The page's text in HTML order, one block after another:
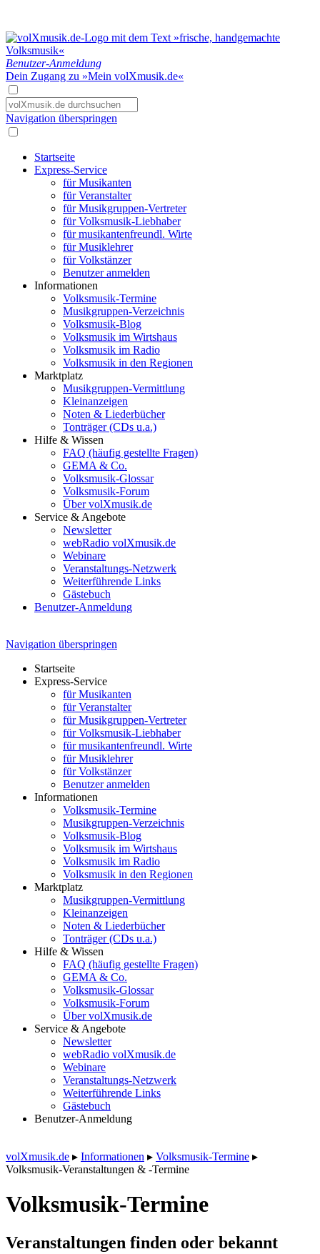
Benutzer-Anmeldung
Dein Zugang zu »Mein volXmusik.de«
Navigation überspringen
Startseite
Express-Service
für Musikanten
für Veranstalter
für Musikgruppen-Vertreter
für Volksmusik-Liebhaber
für musikantenfreundl. Wirte
für Musiklehrer
für Volkstänzer
Benutzer anmelden
Informationen
Volksmusik-Termine
Musikgruppen-Verzeichnis
Volksmusik-Blog
Volksmusik im Wirtshaus
Volksmusik im Radio
Volksmusik in den Regionen
Marktplatz
Musikgruppen-Vermittlung
Kleinanzeigen
Noten & Liederbücher
Tonträger (CDs u.a.)
Hilfe & Wissen
FAQ (häufig gestellte Fragen)
GEMA & Co.
Volksmusik-Glossar
Volksmusik-Forum
Über volXmusik.de
Service & Angebote
Newsletter
webRadio volXmusik.de
Webinare
Veranstaltungs-Netzwerk
Weiterführende Links
Gästebuch
Benutzer-Anmeldung
Navigation überspringen
Startseite
Express-Service
für Musikanten
für Veranstalter
für Musikgruppen-Vertreter
für Volksmusik-Liebhaber
für musikantenfreundl. Wirte
für Musiklehrer
für Volkstänzer
Benutzer anmelden
Informationen
Volksmusik-Termine
Musikgruppen-Verzeichnis
Volksmusik-Blog
Volksmusik im Wirtshaus
Volksmusik im Radio
Volksmusik in den Regionen
Marktplatz
Musikgruppen-Vermittlung
Kleinanzeigen
Noten & Liederbücher
Tonträger (CDs u.a.)
Hilfe & Wissen
FAQ (häufig gestellte Fragen)
GEMA & Co.
Volksmusik-Glossar
Volksmusik-Forum
Über volXmusik.de
Service & Angebote
Newsletter
webRadio volXmusik.de
Webinare
Veranstaltungs-Netzwerk
Weiterführende Links
Gästebuch
Benutzer-Anmeldung
volXmusik.de ▸ Informationen ▸ Volksmusik-Termine ▸
Volksmusik-Veranstaltungen & -Termine
Volksmusik-Termine
Veranstaltungen finden oder bekannt